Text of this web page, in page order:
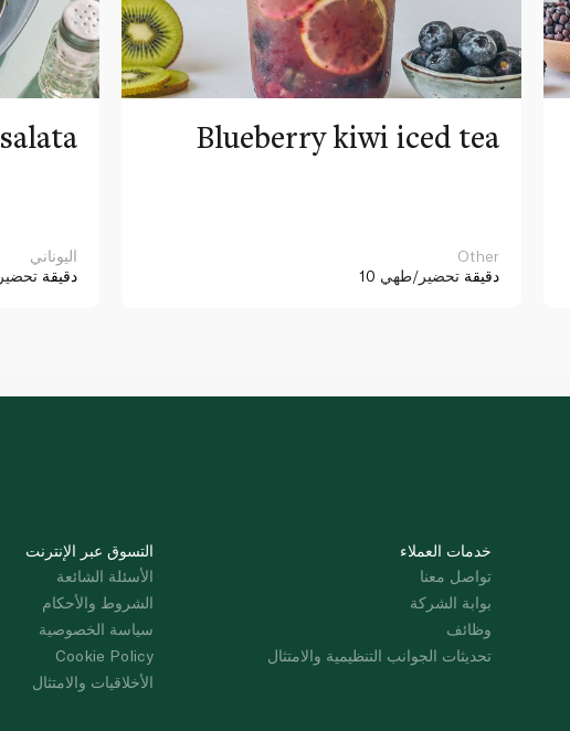
اليوناني
دقيقة
Blueberry kiwi iced tea
Other
10 دقيقة تحضير/طهي
التسوق عبر الإنترنت
الأسئلة الشائعة
الشروط والأحكام
سياسة الخصوصية
Cookie Policy
الأخلاقيات والامتثال
خدمات العملاء
تواصل معنا
بوابة الشركة
وظائف
تحديثات الجوانب التنظيمية والامتثال